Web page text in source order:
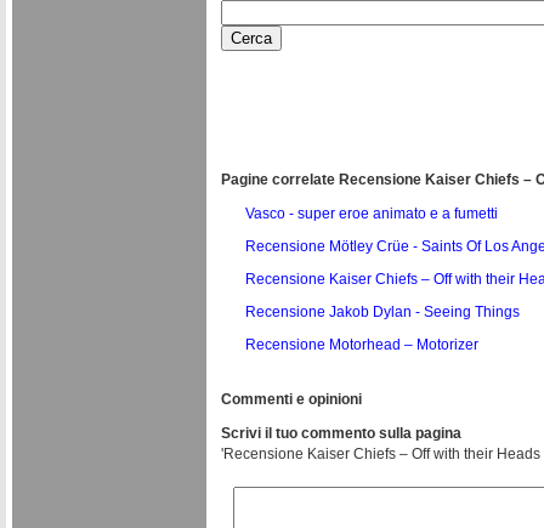
Pagine correlate Recensione Kaiser Chiefs –
Vasco - super eroe animato e a fumetti
Recensione Mötley Crüe - Saints Of Los
Recensione Kaiser Chiefs – Off with their
Recensione Jakob Dylan - Seeing Things
Recensione Motorhead – Motorizer
Commenti e opinioni
Scrivi il tuo commento sulla pagina
'Recensione Kaiser Chiefs – Off with their Heads